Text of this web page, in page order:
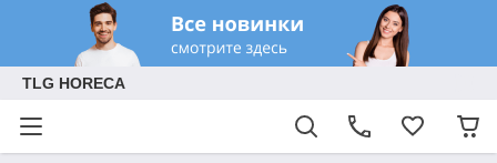
TLG HORECA